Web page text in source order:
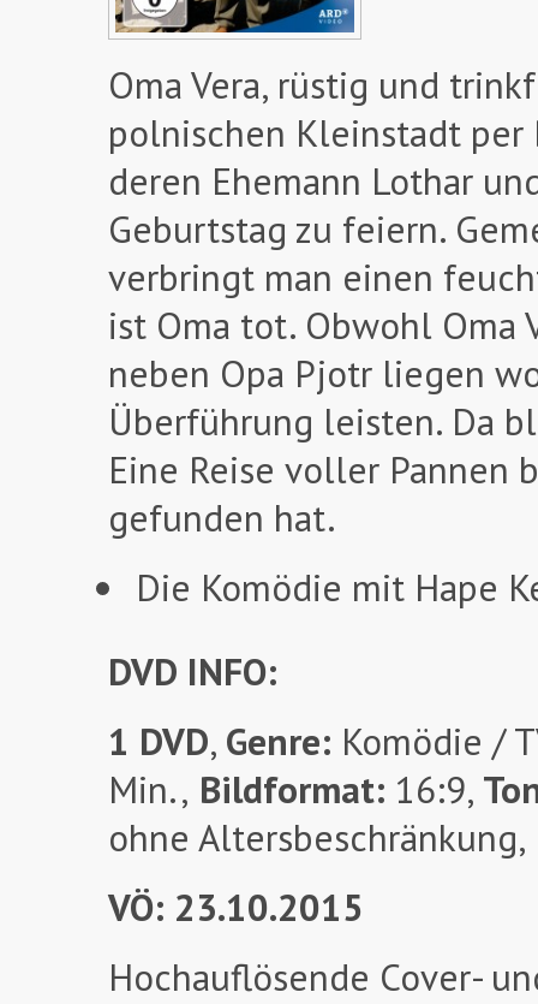
Oma Vera, rüstig und
polnischen Kleinstadt per
deren Ehemann Lothar
Geburtstag zu feiern.
verbringt man einen
ist Oma tot. Obwohl
neben Opa Pjotr liegen
Überführung leisten. Da
Eine Reise voller
gefunden hat.
Die Komödie mit Hape
DVD INFO:
1 DVD, Genre: Komödie /
Min., Bildformat: 16:9,
ohne Altersbeschränkung,
VÖ: 23.10.2015
Hochauflösende Cover-